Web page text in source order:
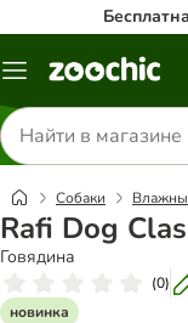
Каталог
Поиск
товаров
Собаки
Rafi Dog
Говядина
(0)
новинка